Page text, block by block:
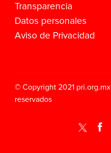
Transparencia
Datos personales
Aviso de Privacidad
© Copyright 2021 pri.org.mx
reservados